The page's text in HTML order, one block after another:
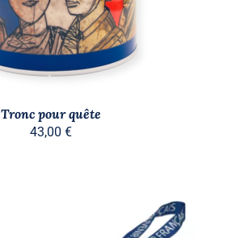
Tronc pour quête
43,00 €